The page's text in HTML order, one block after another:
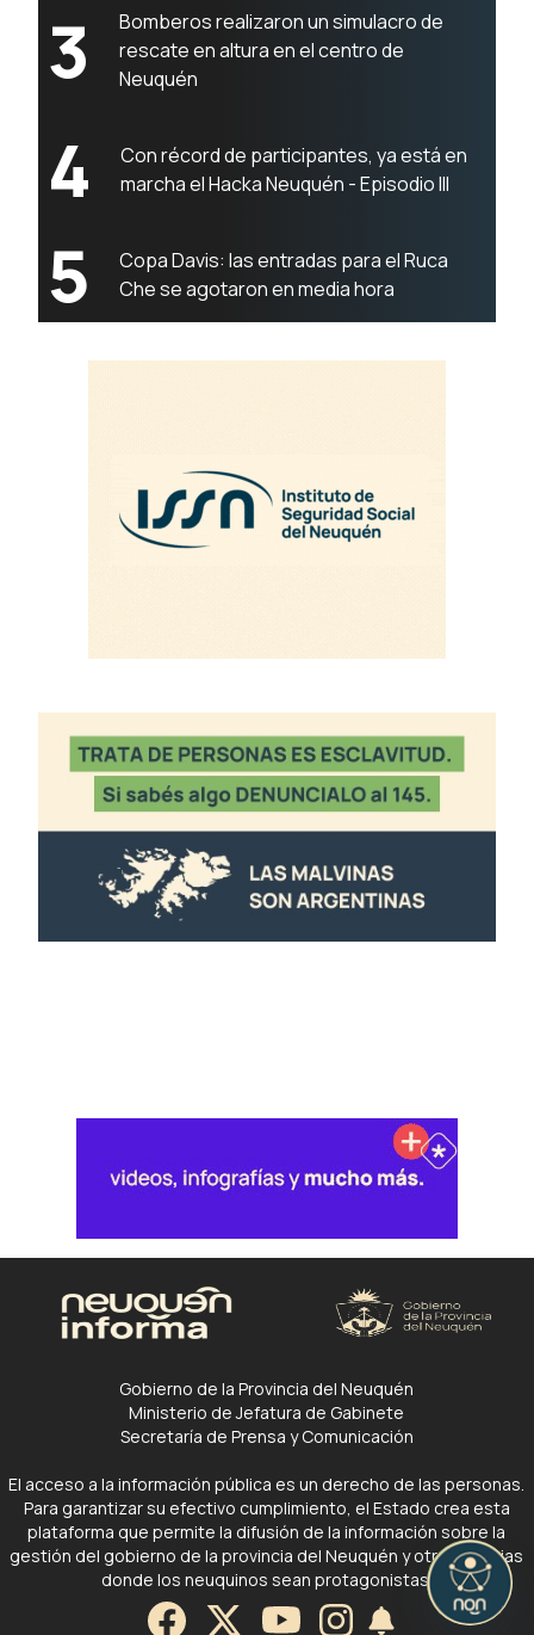
3
Bomberos realizaron un simulacro de
rescate en altura en el centro de
Neuquén
4
Con récord de participantes, ya está en
marcha el Hacka Neuquén - Episodio III
5
Copa Davis: las entradas para el Ruca
Che se agotaron en media hora
Gobierno de la Provincia del Neuquén
Ministerio de Jefatura de Gabinete
Secretaría de Prensa y Comunicación
El acceso a la información pública es un derecho de las personas.
Para garantizar su efectivo cumplimiento, el Estado crea esta
plataforma que permite la difusión de la información sobre la
gestión del gobierno de la provincia del Neuquén y otras noticias
donde los neuquinos sean protagonistas.